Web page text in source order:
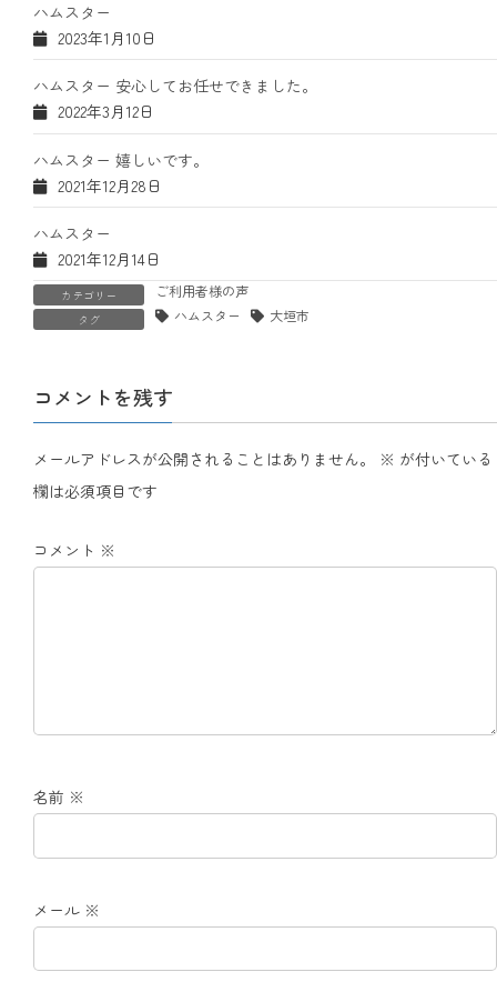
ハムスター
2023年1月10日
ハムスター 安心してお任せできました。
2022年3月12日
ハムスター 嬉しいです。
2021年12月28日
ハムスター
2021年12月14日
カテゴリー ご利用者様の声
タグ ハムスター 大垣市
コメントを残す
メールアドレスが公開されることはありません。 ※ が付いている
欄は必須項目です
コメント ※
名前 ※
メール ※